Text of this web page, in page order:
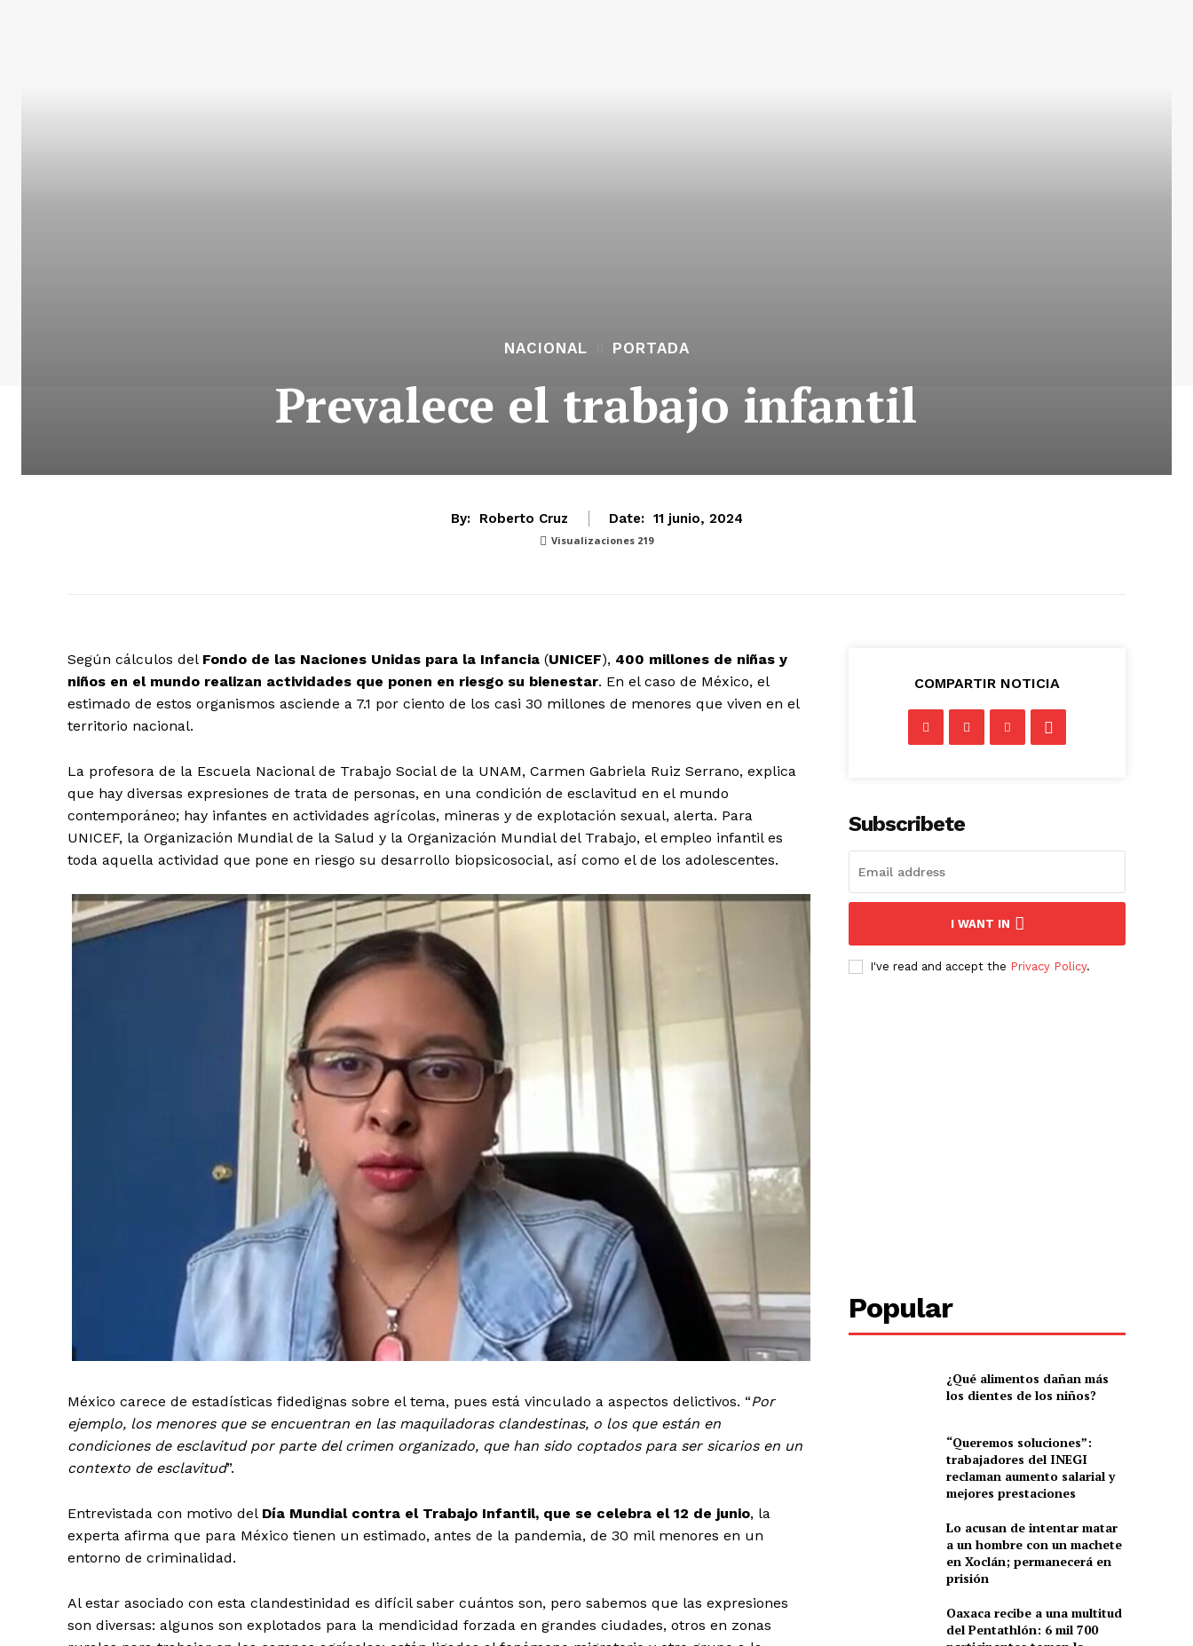
NACIONAL PORTADA
Prevalece el trabajo infantil
By: Roberto Cruz Date: 11 junio, 2024
Visualizaciones 219
Según cálculos del Fondo de las Naciones Unidas para la Infancia (UNICEF), 400 millones de niñas y
niños en el mundo realizan actividades que ponen en riesgo su bienestar. En el caso de México, el
estimado de estos organismos asciende a 7.1 por ciento de los casi 30 millones de menores que viven en el
territorio nacional.
La profesora de la Escuela Nacional de Trabajo Social de la UNAM, Carmen Gabriela Ruiz Serrano, explica
que hay diversas expresiones de trata de personas, en una condición de esclavitud en el mundo
contemporáneo; hay infantes en actividades agrícolas, mineras y de explotación sexual, alerta. Para
UNICEF, la Organización Mundial de la Salud y la Organización Mundial del Trabajo, el empleo infantil es
toda aquella actividad que pone en riesgo su desarrollo biopsicosocial, así como el de los adolescentes.
México carece de estadísticas fidedignas sobre el tema, pues está vinculado a aspectos delictivos. “Por
ejemplo, los menores que se encuentran en las maquiladoras clandestinas, o los que están en
condiciones de esclavitud por parte del crimen organizado, que han sido coptados para ser sicarios en un
contexto de esclavitud”.
Entrevistada con motivo del Día Mundial contra el Trabajo Infantil, que se celebra el 12 de junio, la
experta afirma que para México tienen un estimado, antes de la pandemia, de 30 mil menores en un
entorno de criminalidad.
Al estar asociado con esta clandestinidad es difícil saber cuántos son, pero sabemos que las expresiones
son diversas: algunos son explotados para la mendicidad forzada en grandes ciudades, otros en zonas
COMPARTIR NOTICIA
Subscribete
I WANT IN
I've read and accept the Privacy Policy.
Popular
¿Qué alimentos dañan más
los dientes de los niños?
“Queremos soluciones”:
trabajadores del INEGI
reclaman aumento salarial y
mejores prestaciones
Lo acusan de intentar matar
a un hombre con un machete
en Xoclán; permanecerá en
prisión
Oaxaca recibe a una multitud
del Pentathlón: 6 mil 700